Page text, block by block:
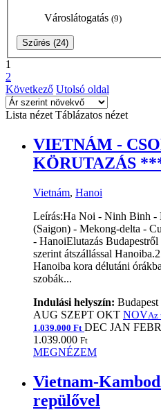
Városlátogatás (9)
Szűrés (24)
1
2
Következő Utolsó oldal
Lista nézet Táblázatos nézet
VIETNÁM -
KÖRUTAZÁS
Vietnám, Hanoi
Leírás:Ha Noi - Ninh Binh -
(Saigon) - Mekong-delta -
- HanoiElutazás
szerint átszállással
Hanoiba kora délutáni
szobák...
Indulási helyszín: Budapest
AUG SZEPT OKT NOVAz
1.039.000 Ft DEC JAN FEBR
1.039.000 Ft
MEGNÉZEM
Vietnam-
repülővel